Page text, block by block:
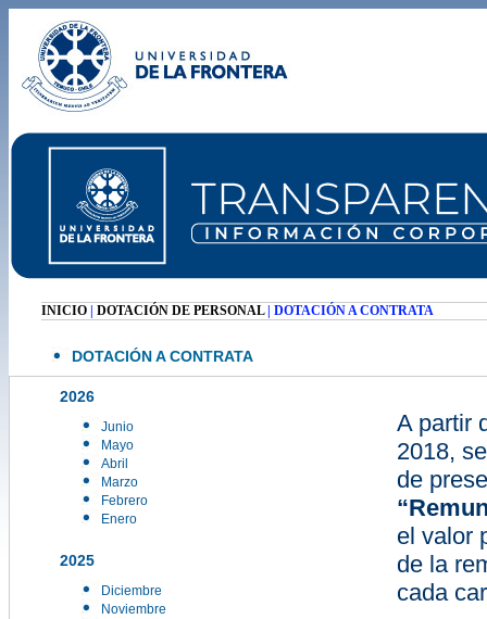
INICIO DOTACIÓN DE PERSONAL| DOTACIÓN A CONTRATA
DOTACIÓN A CONTRATA
2026
Junio
Mayo
Abril
Marzo
Febrero
Enero
2025
Diciembre
Noviembre
A partir
2018,
de
el valor
de la
cada